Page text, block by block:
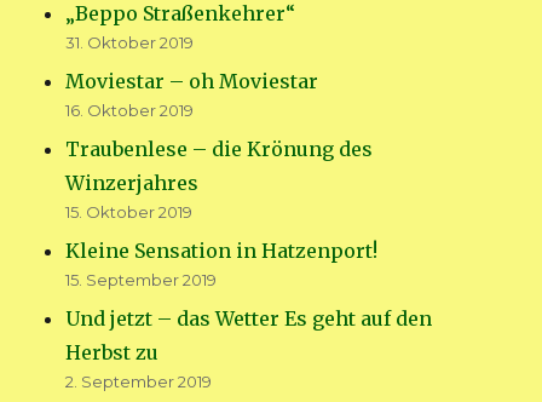
„Beppo Straßenkehrer“
31. Oktober 2019
Moviestar – oh Moviestar
16. Oktober 2019
Traubenlese – die Krönung des
Winzerjahres
15. Oktober 2019
Kleine Sensation in Hatzenport!
15. September 2019
Und jetzt – das Wetter Es geht auf den
Herbst zu
2. September 2019